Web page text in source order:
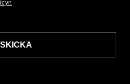
SKICKA